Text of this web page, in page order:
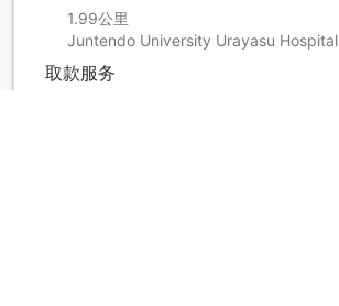
1.99公里
Juntendo University Urayasu Hospital
取款服务